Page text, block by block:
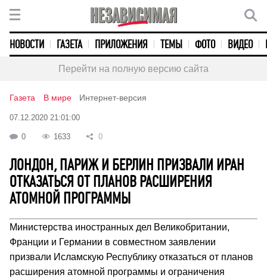
НОВОСТИ ГАЗЕТА ПРИЛОЖЕНИЯ ТЕМЫ ФОТО ВИДЕО
Перейти на полную версию сайта
Газета В мире Интернет-версия
07.12.2020 21:01:00
0 1633 0
ЛОНДОН, ПАРИЖ И БЕРЛИН ПРИЗВАЛИ ИРАН
ОТКАЗАТЬСЯ ОТ ПЛАНОВ РАСШИРЕНИЯ
АТОМНОЙ ПРОГРАММЫ
Министерства иностранных дел Великобритании,
Франции и Германии в совместном заявлении
призвали Исламскую Республику отказаться от планов
расширения атомной программы и ограничения